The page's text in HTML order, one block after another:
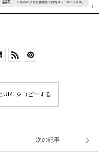
URLをコピーする
次の記事